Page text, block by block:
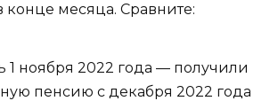
конце месяца. Сравните:
1 ноября 2022 года — получили
пенсию с декабря 2022 года